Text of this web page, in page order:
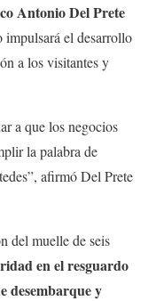
Antonio Del Prete
impulsará el desarrollo
a los visitantes y
a que los negocios
la palabra de
afirmó Del Prete
del muelle de seis
en el resguardo
desembarque y